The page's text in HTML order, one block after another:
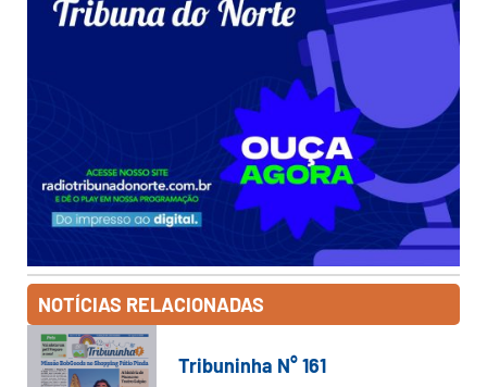
NOTÍCIAS RELACIONADAS
Tribuninha N° 161